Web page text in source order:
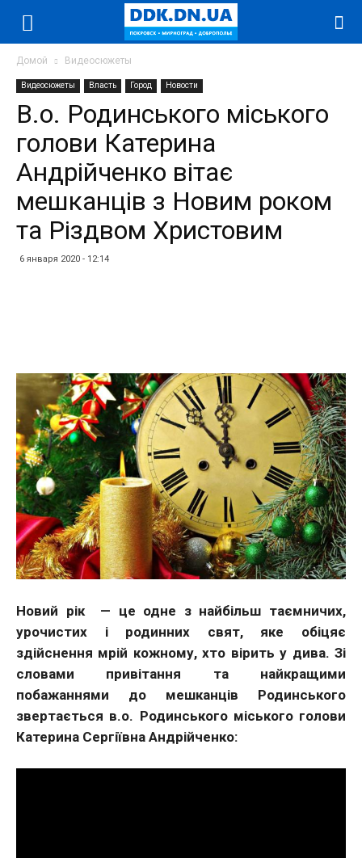
Домой Видеосюжеты
Видеосюжеты Власть Город Новости
В.о. Родинського міського
голови Катерина
Андрійченко вітає
мешканців з Новим роком
та Різдвом Христовим
6 января 2020 - 12:14
Новий рік — це одне з найбільш таємничих,
урочистих і родинних свят, яке обіцяє
здійснення мрій кожному, хто вірить у дива. Зі
словами привітання та найкращими
побажаннями до мешканців Родинського
звертається в.о. Родинського міського голови
Катерина Сергіївна Андрійченко: